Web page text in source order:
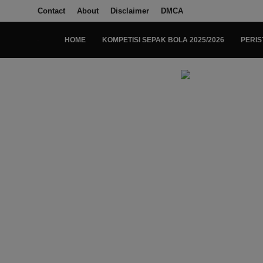
Contact About Disclaimer DMCA
HOME KOMPETISI SEPAK BOLA 2025/2026